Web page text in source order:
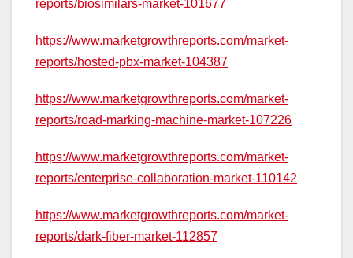
reports/biosimilars-market-101677
https://www.marketgrowthreports.com/market-
reports/hosted-pbx-market-104387
https://www.marketgrowthreports.com/market-
reports/road-marking-machine-market-107226
https://www.marketgrowthreports.com/market-
reports/enterprise-collaboration-market-110142
https://www.marketgrowthreports.com/market-
reports/dark-fiber-market-112857